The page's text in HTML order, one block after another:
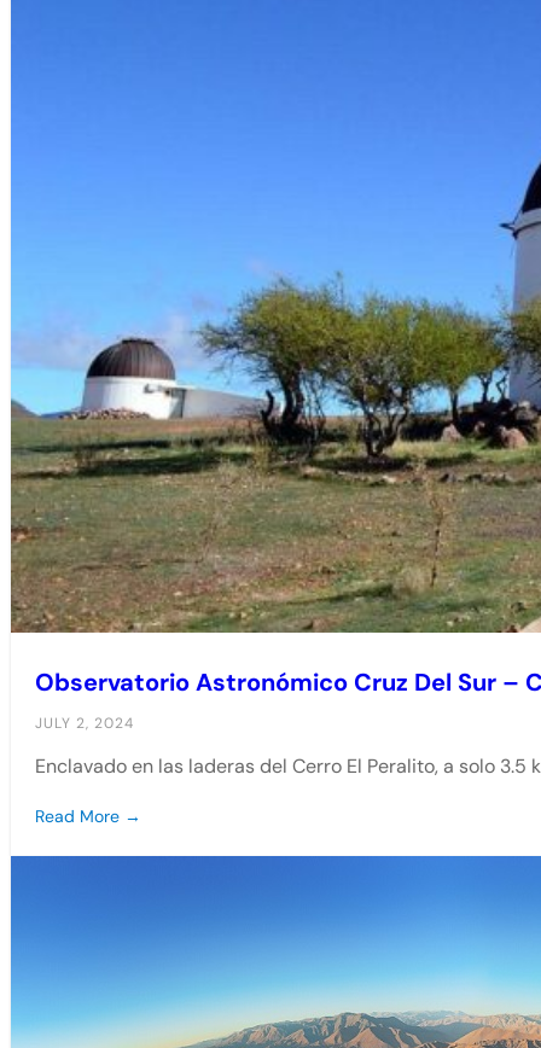
Observatorio Astronómico Cruz Del Sur –
JULY 2, 2024
Enclavado en las laderas del Cerro El Peralito, a solo 3.5
Read More →